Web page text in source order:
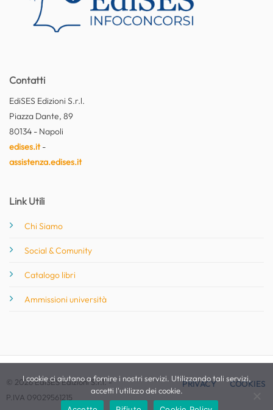
Contatti
EdiSES Edizioni S.r.l.
Piazza Dante, 89
80134 - Napoli
edises.it-
assistenza.edises.it
Link Utili
Chi Siamo
Social & Comunity
Catalogo libri
Ammissioni università
© 2026 EdiSES Edizioni S.r.l. -
P.IVA 09029561215
PRIVACY COOKIES
I cookie ci aiutano a fornire i nostri servizi. Utilizzando tali servizi,
accetti l'utilizzo dei cookie.